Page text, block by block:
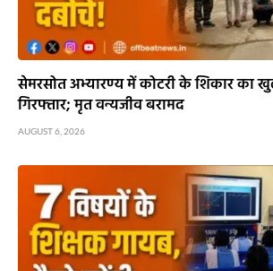
सेमरसोत अभ्यारण्य में कोटरी के शिकार का
गिरफ्तार; मृत वन्यजीव बरामद
AUGUST 6, 2026